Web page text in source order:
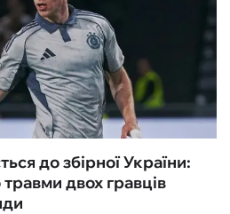
до збірної України:
двох гравців